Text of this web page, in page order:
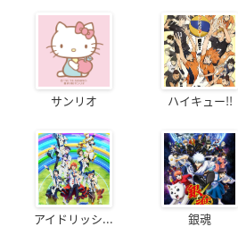
サンリオ ハイキュー!!
アイドリッシ... 銀魂